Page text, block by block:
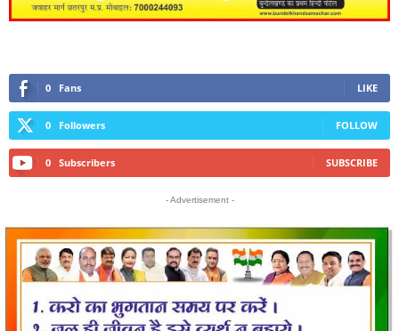
0 Fans LIKE
0 Followers FOLLOW
0 Subscribers SUBSCRIBE
- Advertisement -